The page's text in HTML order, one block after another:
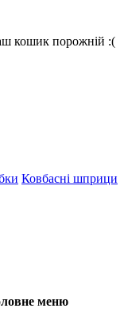
кошик порожній :(
Ковбасні шприци
меню